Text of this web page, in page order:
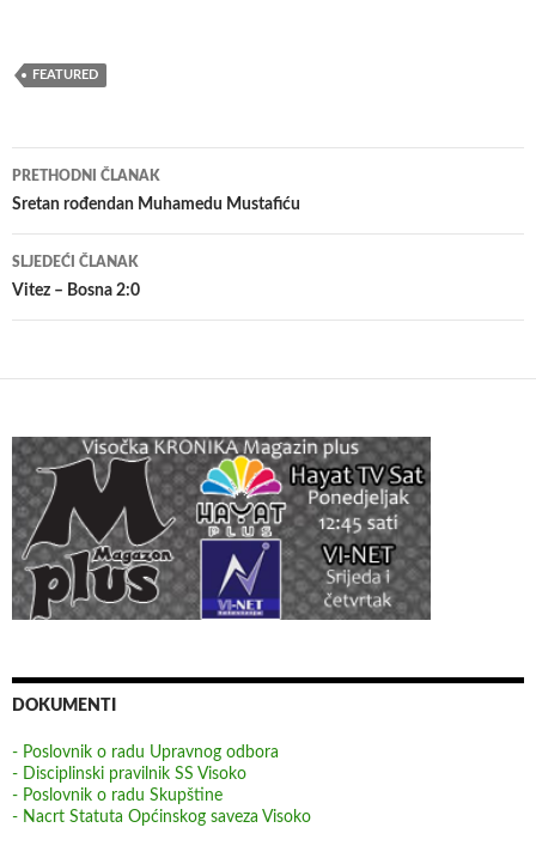
FEATURED
Navigacija
članaka
PRETHODNI ČLANAK
Sretan rođendan Muhamedu Mustafiću
SLJEDEĆI ČLANAK
Vitez – Bosna 2:0
DOKUMENTI
- Poslovnik o radu Upravnog odbora
- Disciplinski pravilnik SS Visoko
- Poslovnik o radu Skupštine
- Nacrt Statuta Općinskog saveza Visoko